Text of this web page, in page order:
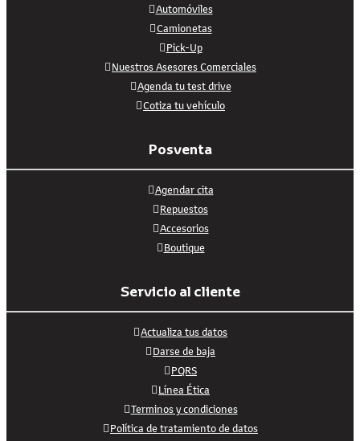
Automóviles
Camionetas
Pick-Up
Nuestros Asesores Comerciales
Agenda tu test drive
Cotiza tu vehículo
Posventa
Agendar cita
Repuestos
Accesorios
Boutique
Servicio al cliente
Actualiza tus datos
Darse de baja
PQRS
Línea Ética
Terminos y condiciones
Política de tratamiento de datos